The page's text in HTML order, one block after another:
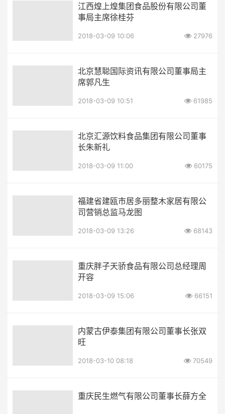
江西煌上煌集团食品股份有限公司董
事局主席徐桂芬
2018-03-09 10:06 27976
北京慧聪国际资讯有限公司董事局主
席郭凡生
2018-03-09 10:51 61985
北京汇源饮料食品集团有限公司董事
长朱新礼
2018-03-09 11:00 60175
福建省建瓯市居多丽整木家居有限公
司营销总监马龙图
2018-03-09 13:26 68143
重庆胖子天骄食品有限公司总经理周
开容
2018-03-09 15:06 66151
内蒙古伊泰集团有限公司董事长张双
旺
2018-03-10 08:18 70549
重庆民生燃气有限公司董事长薛方全